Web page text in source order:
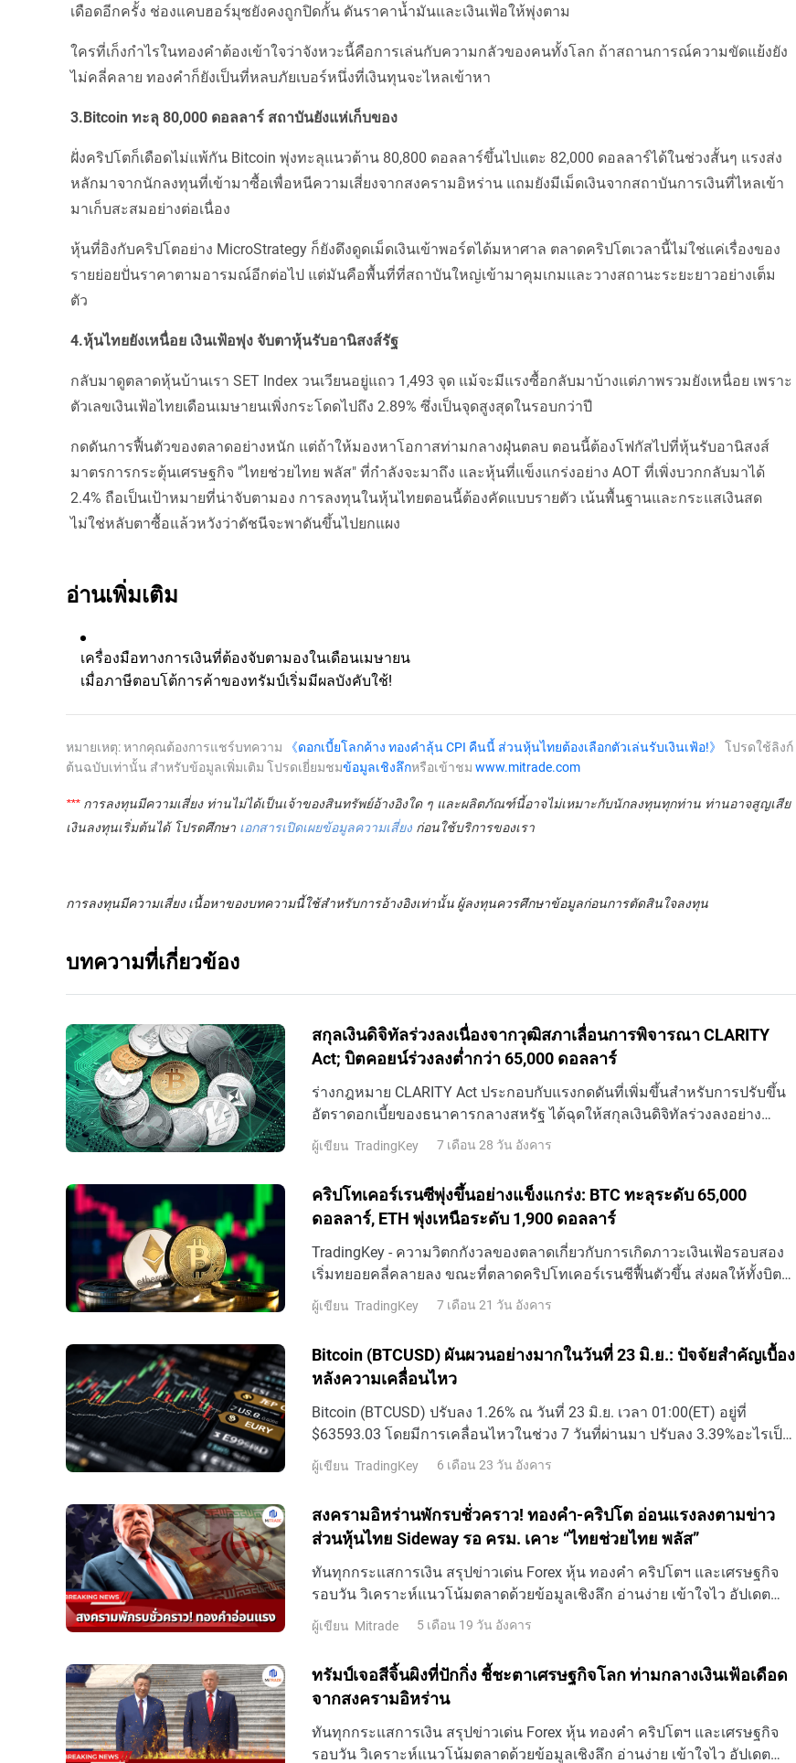
เดือดอีกครั้ง ช่องแคบฮอร์มุซยังคงถูกปิดกั้น ดันราคาน้ำมันและเงินเฟ้อให้พุ่งตาม
ใครที่เก็งกำไรในทองคำต้องเข้าใจว่าจังหวะนี้คือการเล่นกับความกลัวของคนทั้งโลก ถ้าสถานการณ์ความขัดแย้งยัง
ไม่คลี่คลาย ทองคำก็ยังเป็นที่หลบภัยเบอร์หนึ่งที่เงินทุนจะไหลเข้าหา
3.Bitcoin ทะลุ 80,000 ดอลลาร์ สถาบันยังแห่เก็บของ
ฝั่งคริปโตก็เดือดไม่แพ้กัน Bitcoin พุ่งทะลุแนวต้าน 80,800 ดอลลาร์ขึ้นไปแตะ 82,000 ดอลลาร์ได้ในช่วงสั้นๆ แรงส่ง
หลักมาจากนักลงทุนที่เข้ามาซื้อเพื่อหนีความเสี่ยงจากสงครามอิหร่าน แถมยังมีเม็ดเงินจากสถาบันการเงินที่ไหลเข้า
มาเก็บสะสมอย่างต่อเนื่อง
หุ้นที่อิงกับคริปโตอย่าง MicroStrategy ก็ยังดึงดูดเม็ดเงินเข้าพอร์ตได้มหาศาล ตลาดคริปโตเวลานี้ไม่ใช่แค่เรื่องของ
รายย่อยปั่นราคาตามอารมณ์อีกต่อไป แต่มันคือพื้นที่ที่สถาบันใหญ่เข้ามาคุมเกมและวางสถานะระยะยาวอย่างเต็ม
ตัว
4.หุ้นไทยยังเหนื่อย เงินเฟ้อพุ่ง จับตาหุ้นรับอานิสงส์รัฐ
กลับมาดูตลาดหุ้นบ้านเรา SET Index วนเวียนอยู่แถว 1,493 จุด แม้จะมีแรงซื้อกลับมาบ้างแต่ภาพรวมยังเหนื่อย เพราะ
ตัวเลขเงินเฟ้อไทยเดือนเมษายนเพิ่งกระโดดไปถึง 2.89% ซึ่งเป็นจุดสูงสุดในรอบกว่าปี
กดดันการฟื้นตัวของตลาดอย่างหนัก แต่ถ้าให้มองหาโอกาสท่ามกลางฝุ่นตลบ ตอนนี้ต้องโฟกัสไปที่หุ้นรับอานิสงส์
มาตรการกระตุ้นเศรษฐกิจ "ไทยช่วยไทย พลัส" ที่กำลังจะมาถึง และหุ้นที่แข็งแกร่งอย่าง AOT ที่เพิ่งบวกกลับมาได้
2.4% ถือเป็นเป้าหมายที่น่าจับตามอง การลงทุนในหุ้นไทยตอนนี้ต้องคัดแบบรายตัว เน้นพื้นฐานและกระแสเงินสด
ไม่ใช่หลับตาซื้อแล้วหวังว่าดัชนีจะพาดันขึ้นไปยกแผง
อ่านเพิ่มเติม
เครื่องมือทางการเงินที่ต้องจับตามองในเดือนเมษายน
เมื่อภาษีตอบโต้การค้าของทรัมป์เริ่มมีผลบังคับใช้!
หมายเหตุ: หากคุณต้องการแชร์บทความ 《ดอกเบี้ยโลกค้าง ทองคำลุ้น CPI คืนนี้ ส่วนหุ้นไทยต้องเลือกตัวเล่นรับเงินเฟ้อ!》 โปรดใช้ลิงก์
ต้นฉบับเท่านั้น สำหรับข้อมูลเพิ่มเติม โปรดเยี่ยมชมข้อมูลเชิงลึกหรือเข้าชม www.mitrade.com
*** การลงทุนมีความเสี่ยง ท่านไม่ได้เป็นเจ้าของสินทรัพย์อ้างอิงใด ๆ และผลิตภัณฑ์นี้อาจไม่เหมาะกับนักลงทุนทุกท่าน ท่านอาจสูญเสีย
เงินลงทุนเริ่มต้นได้ โปรดศึกษา เอกสารเปิดเผยข้อมูลความเสี่ยง ก่อนใช้บริการของเรา
การลงทุนมีความเสี่ยงเนื้อหาของบทความนี้ใช้สำหรับการอ้างอิงเท่านั้น ผู้ลงทุนควรศึกษาข้อมูลก่อนการตัดสินใจลงทุน
บทความที่เกี่ยวข้อง
สกุลเงินดิจิทัลร่วงลงเนื่องจากวุฒิสภาเลื่อนการพิจารณา CLARITY
Act; บิตคอยน์ร่วงลงต่ำกว่า 65,000 ดอลลาร์
ร่างกฎหมาย CLARITY Act ประกอบกับแรงกดดันที่เพิ่มขึ้นสำหรับการปรับขึ้น
อัตราดอกเบี้ยของธนาคารกลางสหรัฐ ได้ฉุดให้สกุลเงินดิจิทัลร่วงลงอย่าง
พร้อมเพรียงกันเมื่อวันที่ 28 กรกฎาคม ตลาดสกุลเงินดิ
ผู้เขียน TradingKey 7 เดือน 28 วัน อังคาร
คริปโทเคอร์เรนซีพุ่งขึ้นอย่างแข็งแกร่ง: BTC ทะลุระดับ 65,000
ดอลลาร์, ETH พุ่งเหนือระดับ 1,900 ดอลลาร์
TradingKey - ความวิตกกังวลของตลาดเกี่ยวกับการเกิดภาวะเงินเฟ้อรอบสอง
เริ่มทยอยคลี่คลายลง ขณะที่ตลาดคริปโทเคอร์เรนซีฟื้นตัวขึ้น ส่งผลให้ทั้งบิต
คอยน์และอีเธอเรียมปรับตัวขึ้นจนสามารถกลับมาทวงคืนระดับราคาสำ
ผู้เขียน TradingKey 7 เดือน 21 วัน อังคาร
Bitcoin (BTCUSD) ผันผวนอย่างมากในวันที่ 23 มิ.ย.: ปัจจัยสำคัญเบื้อง
หลังความเคลื่อนไหว
Bitcoin (BTCUSD) ปรับลง 1.26% ณ วันที่ 23 มิ.ย. เวลา 01:00(ET) อยู่ที่
$63593.03 โดยมีการเคลื่อนไหวในช่วง 7 วันที่ผ่านมา ปรับลง 3.39%อะไรเป็น
แรงผลักดันให้ราคาหุ้น Bitcoin (BTCUSD) ปรับตัว ลง ในวันนี้?
ผู้เขียน TradingKey 6 เดือน 23 วัน อังคาร
สงครามอิหร่านพักรบชั่วคราว! ทองคำ-คริปโต อ่อนแรงลงตามข่าว
ส่วนหุ้นไทย Sideway รอ ครม. เคาะ “ไทยช่วยไทย พลัส”
ทันทุกกระแสการเงิน สรุปข่าวเด่น Forex หุ้น ทองคำ คริปโตฯ และเศรษฐกิจ
รอบวัน วิเคราะห์แนวโน้มตลาดด้วยข้อมูลเชิงลึก อ่านง่าย เข้าใจไว อัปเดต
ล่าสุดที่นี่
ผู้เขียน Mitrade 5 เดือน 19 วัน อังคาร
ทรัมป์เจอสีจิ้นผิงที่ปักกิ่ง ชี้ชะตาเศรษฐกิจโลก ท่ามกลางเงินเฟ้อเดือด
จากสงครามอิหร่าน
ทันทุกกระแสการเงิน สรุปข่าวเด่น Forex หุ้น ทองคำ คริปโตฯ และเศรษฐกิจ
รอบวัน วิเคราะห์แนวโน้มตลาดด้วยข้อมูลเชิงลึก อ่านง่าย เข้าใจไว อัปเดต